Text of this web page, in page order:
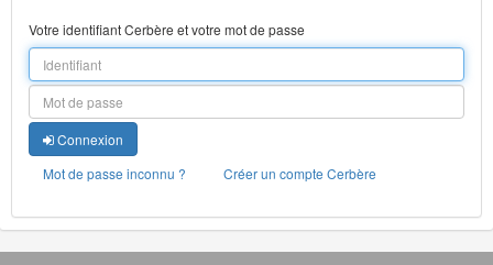
Votre identifiant Cerbère et votre mot de passe
Connexion
Mot de passe inconnu ?
Créer un compte Cerbère